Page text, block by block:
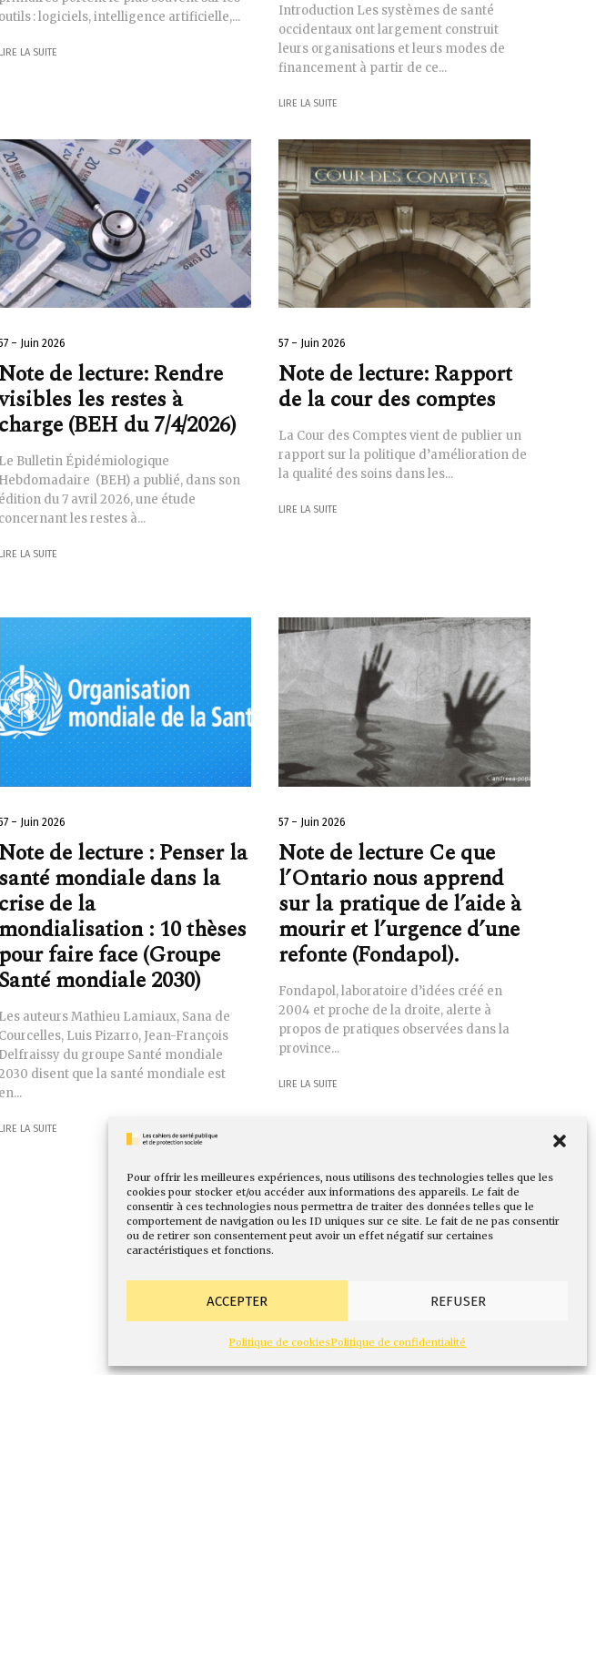
Pour offrir les meilleures expériences, nous utilisons des technologies telles que les
cookies pour stocker et/ou accéder aux informations des appareils. Le fait de
consentir à ces technologies nous permettra de traiter des données telles que le
comportement de navigation ou les ID uniques sur ce site. Le fait de ne pas consentir
ou de retirer son consentement peut avoir un effet négatif sur certaines
caractéristiques et fonctions.
ACCEPTER REFUSER
Politique de cookiesPolitique de confidentialité
outils : logiciels, intelligence artificielle,...
LIRE LA SUITE
Introduction Les systèmes de santé
occidentaux ont largement construit
leurs organisations et leurs modes de
financement à partir de ce...
LIRE LA SUITE
– Juin 2026
Note de lecture: Rendre
les restes à
charge (BEH du 7/4/2026)
Le Bulletin Épidémiologique
Hebdomadaire (BEH) a publié, dans son
édition du 7 avril 2026, une étude
concernant les restes à...
LIRE LA SUITE
57 – Juin 2026
Note de lecture: Rapport
de la cour des comptes
La Cour des Comptes vient de publier un
rapport sur la politique d’amélioration de
la qualité des soins dans les...
LIRE LA SUITE
– Juin 2026
Note de lecture : Penser la
santé mondiale dans la
crise de la
mondialisation : 10 thèses
pour faire face (Groupe
Santé mondiale 2030)
Les auteurs Mathieu Lamiaux, Sana de
Courcelles, Luis Pizarro, Jean-François
Delfraissy du groupe Santé mondiale
disent que la santé mondiale est
en...
LIRE LA SUITE
57 – Juin 2026
Note de lecture Ce que
l’Ontario nous apprend
sur la pratique de l’aide à
mourir et l’urgence d’une
refonte (Fondapol).
Fondapol, laboratoire d’idées créé en
2004 et proche de la droite, alerte à
propos de pratiques observées dans la
province...
LIRE LA SUITE